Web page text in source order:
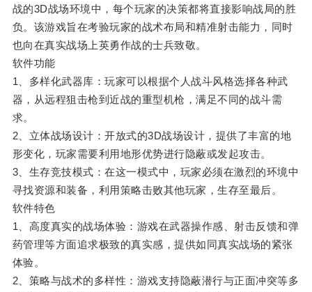
战的3D战场环境中，每个玩家的决策都将直接影响战局的胜
负。该游戏旨在考验玩家的战术布局和精准射击能力，同时
也向在真实战场上英勇作战的士兵致敬。
软件功能
1、多样化武器库：玩家可以根据个人战斗风格选择各种武
器，从远程狙击枪到近战的重型机枪，满足不同的战斗需
求。
2、立体战场设计：开放式的3D战场设计，提供了丰富的地
形变化，玩家需要利用地形优势进行隐蔽或发起攻击。
3、生存竞技模式：在这一模式中，玩家必须在激烈的环境中
寻找资源和装备，利用策略击败其他玩家，生存至最后。
软件特色
1、高度真实的战场体验：游戏在武器操作感、射击反馈和弹
药管理等方面追求极致的真实感，提供如同真实战场的紧张
体验。
2、策略与战术的多样性：游戏支持隐蔽潜行与正面冲突等多